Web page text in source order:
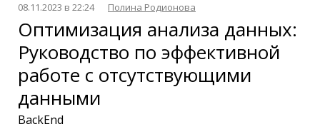
08.11.2023 в 22:24 Полина Родионова
Оптимизация анализа данных:
Руководство по эффективной
работе с отсутствующими
данными
BackEnd